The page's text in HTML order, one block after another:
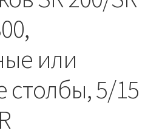
или
столбы, 5/15